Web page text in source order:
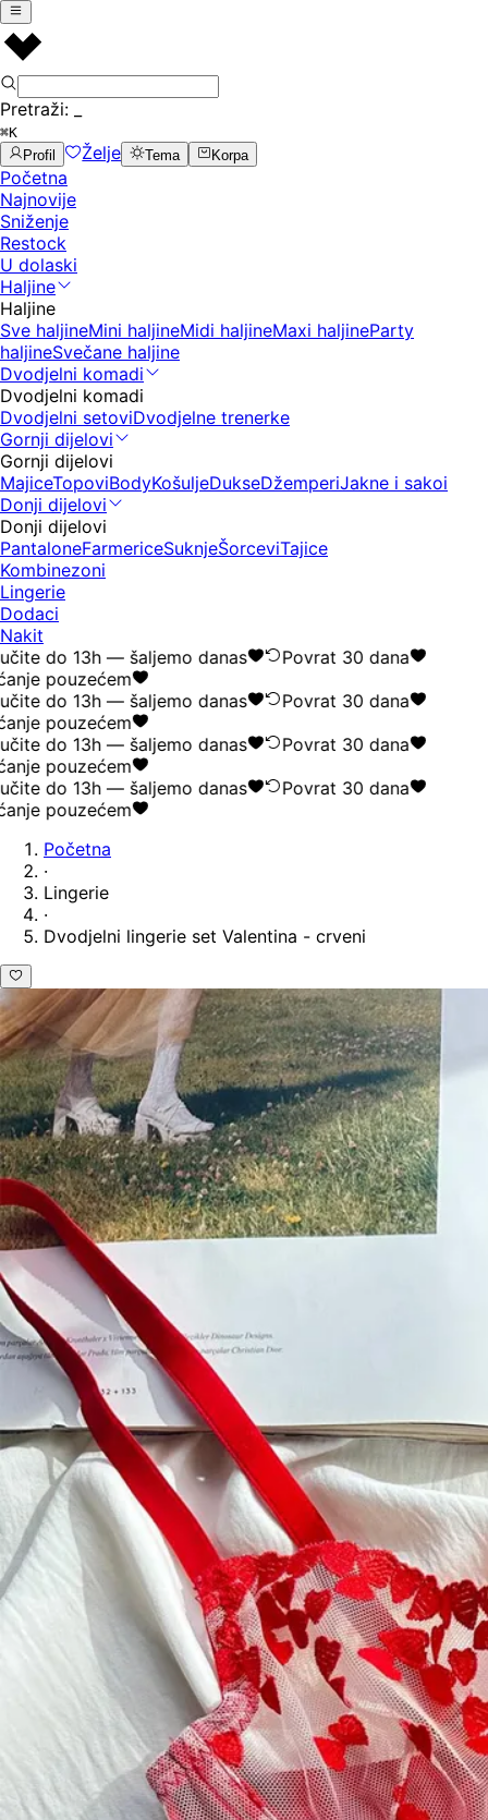
Pretraži:
⌘K
Profil
Želje Tema Korpa
Početna
Najnovije
Sniženje
Restock
U dolaski
Haljine
Haljine
Sve haljineMini haljineMidi haljineMaxi haljineParty
haljineSvečane haljine
Dvodjelni komadi
Dvodjelni komadi
Dvodjelni setoviDvodjelne trenerke
Gornji dijelovi
Gornji dijelovi
MajiceTopoviBodyKošuljeDukseDžemperiJakne i sakoi
Donji dijelovi
Donji dijelovi
PantaloneFarmericeSuknjeŠorceviTajice
Kombinezoni
Lingerie
Dodaci
Nakit
do 13h — šaljemo danas
Povrat 30 dana
pouzećem
do 13h — šaljemo danas
Povrat 30 dana
pouzećem
do 13h — šaljemo danas
Povrat 30 dana
pouzećem
do 13h — šaljemo danas
Povrat 30 dana
pouzećem
Početna
·
Lingerie
·
Dvodjelni lingerie set Valentina - crveni